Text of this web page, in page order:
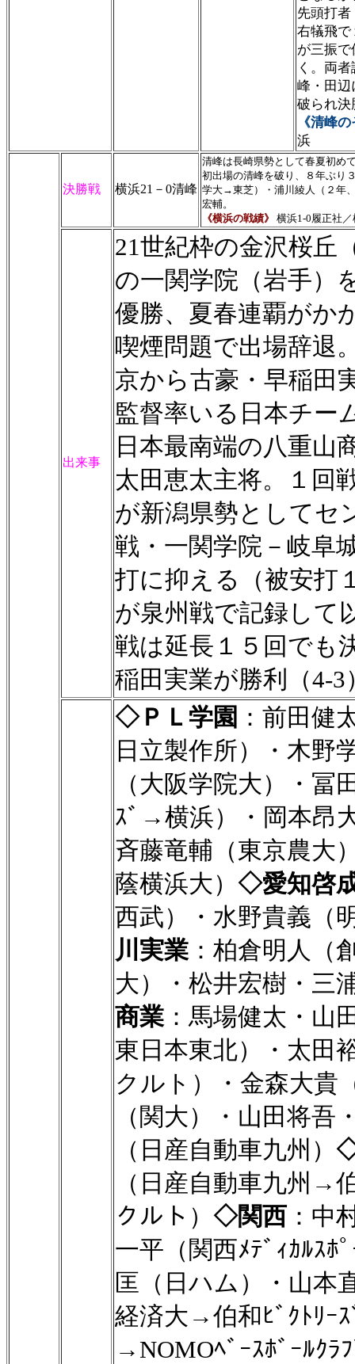
先頭打
右犠飛で
が三振
く。両
峰・田辺
破られ決
《清峰
浜
決勝戦 横浜21－0清峰
清峰は長崎県勢として春夏初め
初出場の清峰を破り、８年ぶり
学大→東芝）・浦川綾人（２年
宏輔。
《横浜の戦績》
横浜1-0履正社
出来事
21世紀枠の金沢桜丘
の一関学院（岩手）
優勝、夏春連覇がか
喫煙問題で出場辞退
京から古豪・早稲田
監督率いる日本チー
日本最南端の八重山
太田恵太主将。１回
が新潟県勢としてセ
戦・一関学院－岐阜
打に抑える（被安打
が泉州戦で記録して
戦は延長１５回でも
稲田実業が勝利（4-3
◇ＰＬ学園 ：前田健
日立製作所）・木野
（大阪学院大）・
ｽﾞ→横浜）・岡本昂
斉藤竜輔（東京農大
蔭横浜大） ◇愛知啓
西武）・水野貴義（
川実業 ：柏倉明人（
大）・松井宏樹・三
商業 ：馬場健太・山
東日本東北）・太
クルト）・金森大貴
（関大）・山田将
（日産自動車九州）
（日産自動車九州→
クルト） ◇関西 ：中
一平（関西ﾒﾃﾞｨｶﾙｽﾎ
匡（日ハム）・山本
経済大→伯和ﾋﾞｸﾄﾘｰ
→NOMOﾍﾞｰｽﾎﾞｰﾙｸﾗ